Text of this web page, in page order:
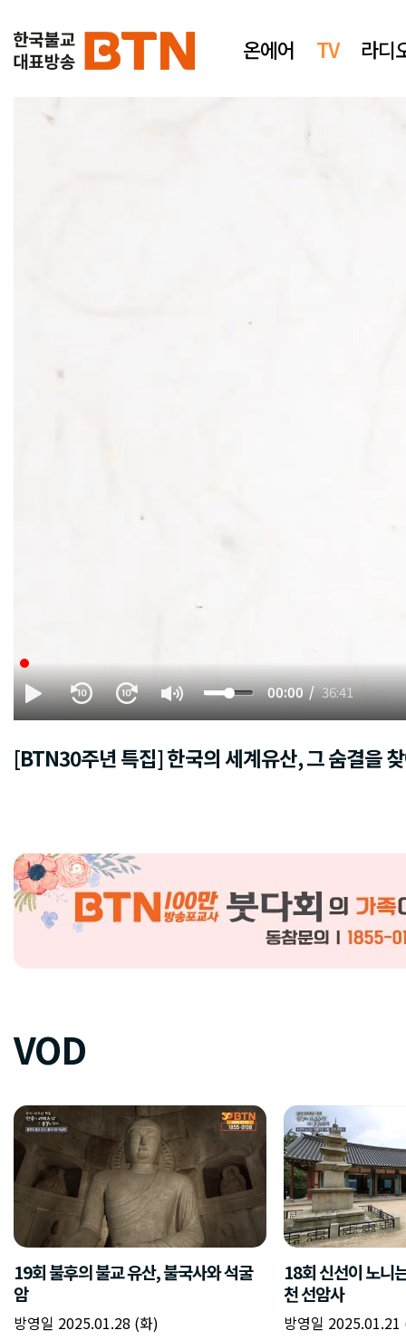
온에어 TV 라디
00:00 36:41
[BTN30주년 특집] 한국의 세계유산, 그 숨결을